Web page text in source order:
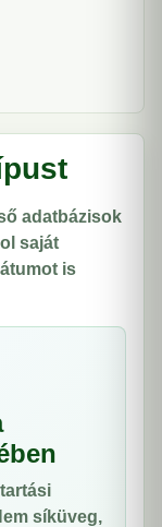
adatbázisok
saját
is
síküveg,